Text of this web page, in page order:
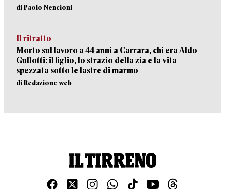
di Paolo Nencioni
Il ritratto
Morto sul lavoro a 44 anni a Carrara, chi era Aldo
Gullotti: il figlio, lo strazio della zia e la vita
spezzata sotto le lastre di marmo
di Redazione web